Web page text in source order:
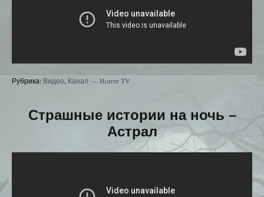
Рубрика: Видео Канал — Horror TV
Страшные истории на ночь –
Астрал